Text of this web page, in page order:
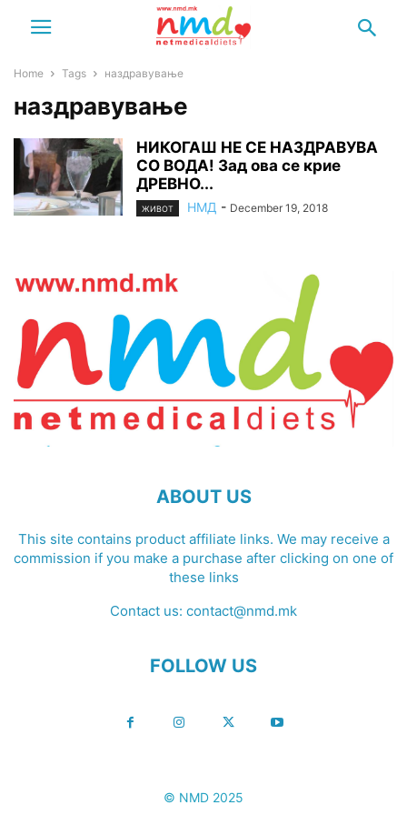
Home Tags наздравување
наздравување
НИКОГАШ НЕ СЕ НАЗДРАВУВА
СО ВОДА! Зад ова се крие
ДРЕВНО...
ЖИВОТ НМД - December 19, 2018
ABOUT US
This site contains product affiliate links. We may receive a
commission if you make a purchase after clicking on one of
these links
Contact us: contact@nmd.mk
FOLLOW US
© NMD 2025